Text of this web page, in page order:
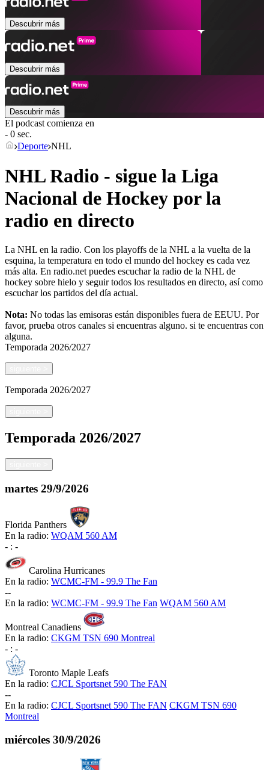
Descubrir más
Descubrir más
Descubrir más
El podcast comienza en
- 0 sec.
Deporte NHL
NHL Radio - sigue la Liga
Nacional de Hockey por la
radio en directo
La NHL en la radio. Con los playoffs de la NHL a la vuelta de la
esquina, la temperatura en todo el mundo del hockey es cada vez
más alta. En radio.net puedes escuchar la radio de la NHL de
hockey sobre hielo y seguir todos los resultados en directo, así como
escuchar los partidos del día actual.
Nota: No todas las emisoras están disponibles fuera de EEUU. Por
favor, prueba otros canales si encuentras alguno. si te encuentras con
alguna.
Temporada 2026/2027
Temporada 2026/2027
Temporada 2026/2027
martes 29/9/2026
Florida Panthers
En la radio: WQAM 560 AM
- : -
Carolina Hurricanes
En la radio: WCMC-FM - 99.9 The Fan
--
En la radio: WCMC-FM - 99.9 The Fan WQAM 560 AM
Montreal Canadiens
En la radio: CKGM TSN 690 Montreal
- : -
Toronto Maple Leafs
En la radio: CJCL Sportsnet 590 The FAN
--
En la radio: CJCL Sportsnet 590 The FAN CKGM TSN 690
Montreal
miércoles 30/9/2026